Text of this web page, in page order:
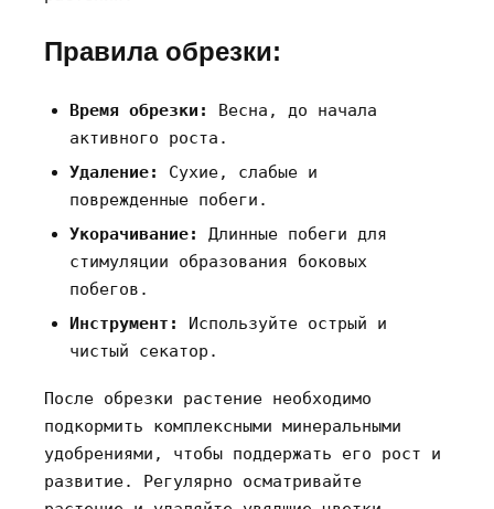
Правила обрезки:
Время обрезки:
Весна‚ до начала
активного роста.
Удаление:
Сухие‚ слабые и
поврежденные побеги.
Укорачивание:
Длинные побеги для
стимуляции образования боковых
побегов.
Инструмент:
Используйте острый и
чистый секатор.
После обрезки растение необходимо
подкормить комплексными минеральными
удобрениями‚ чтобы поддержать его рост и
развитие. Регулярно осматривайте